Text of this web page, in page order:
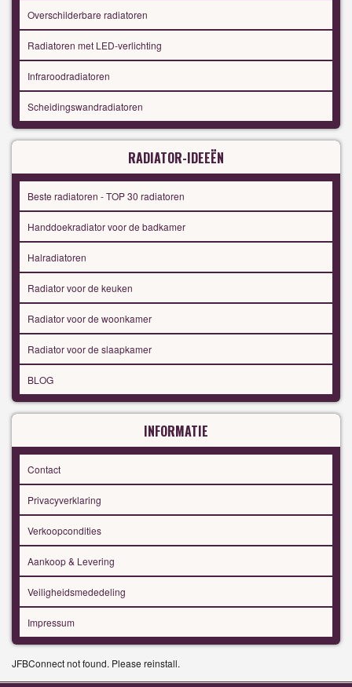
Overschilderbare radiatoren
Radiatoren met LED-verlichting
Infraroodradiatoren
Scheidingswandradiatoren
RADIATOR-IDEEËN
Beste radiatoren - TOP 30 radiatoren
Handdoekradiator voor de badkamer
Halradiatoren
Radiator voor de keuken
Radiator voor de woonkamer
Radiator voor de slaapkamer
BLOG
INFORMATIE
Contact
Privacyverklaring
Verkoopcondities
Aankoop & Levering
Veiligheidsmededeling
Impressum
JFBConnect not found. Please reinstall.